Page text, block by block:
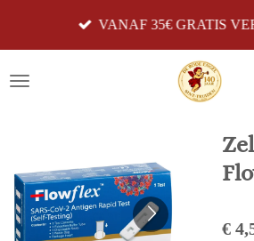
de
VANAF 35€ GRATIS
€